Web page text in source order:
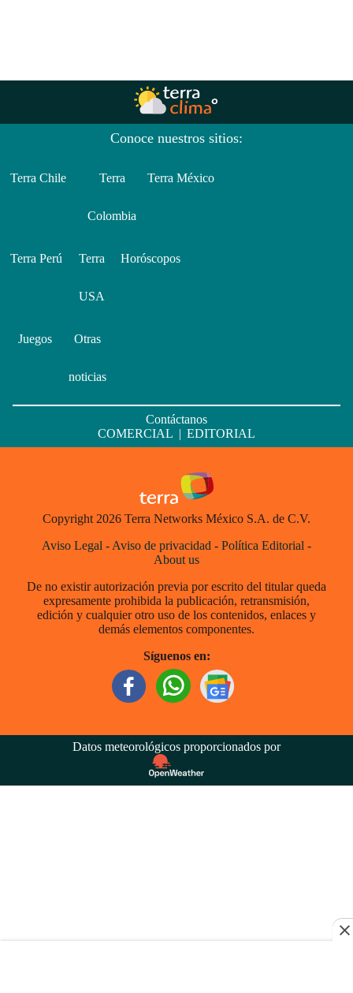
Conoce nuestros sitios:
Terra Chile Terra
Colombia
Terra México
Terra Perú Terra
USA
Horóscopos
Juegos Otras
noticias
Contáctanos
COMERCIAL | EDITORIAL
Copyright 2026 Terra Networks México S.A. de C.V.
Aviso Legal - Aviso de privacidad - Política Editorial -
About us
De no existir autorización previa por escrito del titular queda
expresamente prohibida la publicación, retransmisión,
edición y cualquier otro uso de los contenidos, enlaces y
demás elementos componentes.
Síguenos en:
Datos meteorológicos proporcionados por